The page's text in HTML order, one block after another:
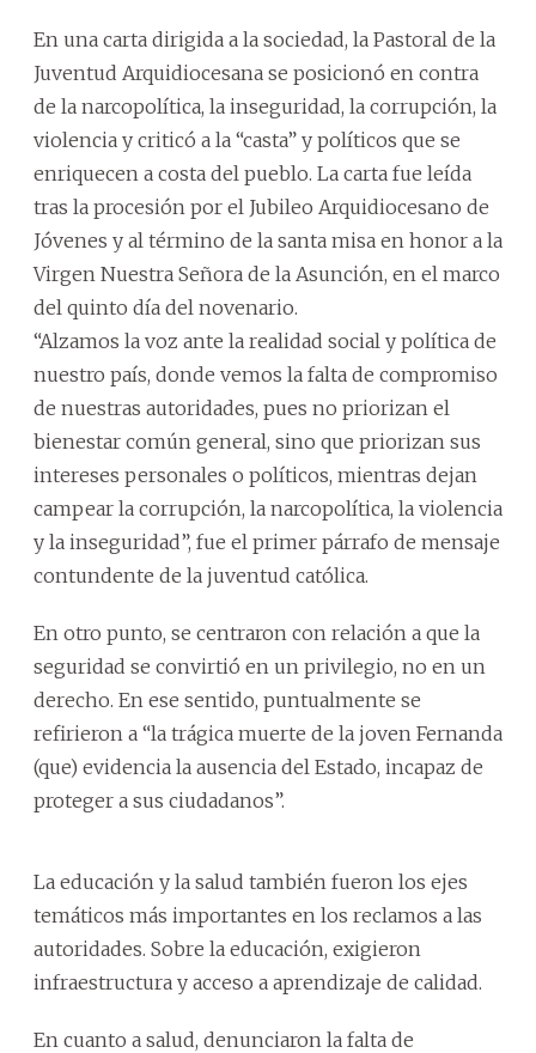
En una carta dirigida a la sociedad, la Pastoral de la
Juventud Arquidiocesana se posicionó en contra
de la narcopolítica, la inseguridad, la corrupción, la
violencia y criticó a la “casta” y políticos que se
enriquecen a costa del pueblo. La carta fue leída
tras la procesión por el Jubileo Arquidiocesano de
Jóvenes y al término de la santa misa en honor a la
Virgen Nuestra Señora de la Asunción, en el marco
del quinto día del novenario.
“Alzamos la voz ante la realidad social y política de
nuestro país, donde vemos la falta de compromiso
de nuestras autoridades, pues no priorizan el
bienestar común general, sino que priorizan sus
intereses personales o políticos, mientras dejan
campear la corrupción, la narcopolítica, la violencia
y la inseguridad”, fue el primer párrafo de mensaje
contundente de la juventud católica.
En otro punto, se centraron con relación a que la
seguridad se convirtió en un privilegio, no en un
derecho. En ese sentido, puntualmente se
refirieron a “la trágica muerte de la joven Fernanda
(que) evidencia la ausencia del Estado, incapaz de
proteger a sus ciudadanos”.
La educación y la salud también fueron los ejes
temáticos más importantes en los reclamos a las
autoridades. Sobre la educación, exigieron
infraestructura y acceso a aprendizaje de calidad.
En cuanto a salud, denunciaron la falta de